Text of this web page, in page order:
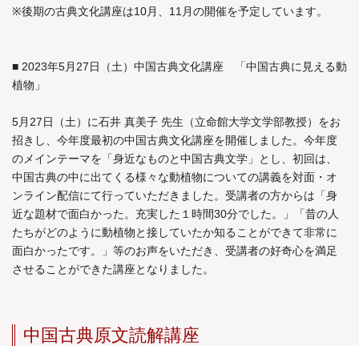
※後期の古典文化講座は10月、11月の開催を予定しています。
■ 2023年5月27日（土）中国古典文化講座 「中国古典に見える動
植物」
5月27日（土）に石井 真美子 先生（立命館大学文学部教授）をお
招きし、今年度最初の中国古典文化講座を開催しました。今年度
のメインテーマを「身近なものと中国古典文学」とし、初回は、
中国古典の中に出てくる様々な動植物についての講義を対面・オ
ンライン配信にて行っていただきました。受講者の方からは「身
近な題材で面白かった。充実した１時間30分でした。」「昔の人
たちがどのように動植物と接していたか知ることができて非常に
面白かったです。」等のお声をいただき、受講者の好奇心を満足
させることができた講座となりました。
中国古典原文読解講座